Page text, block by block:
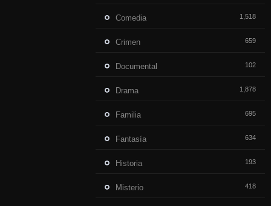
Comedia 1,518
Crimen 659
Documental 102
Drama 1,878
Familia 695
Fantasía 634
Historia 193
Misterio 418